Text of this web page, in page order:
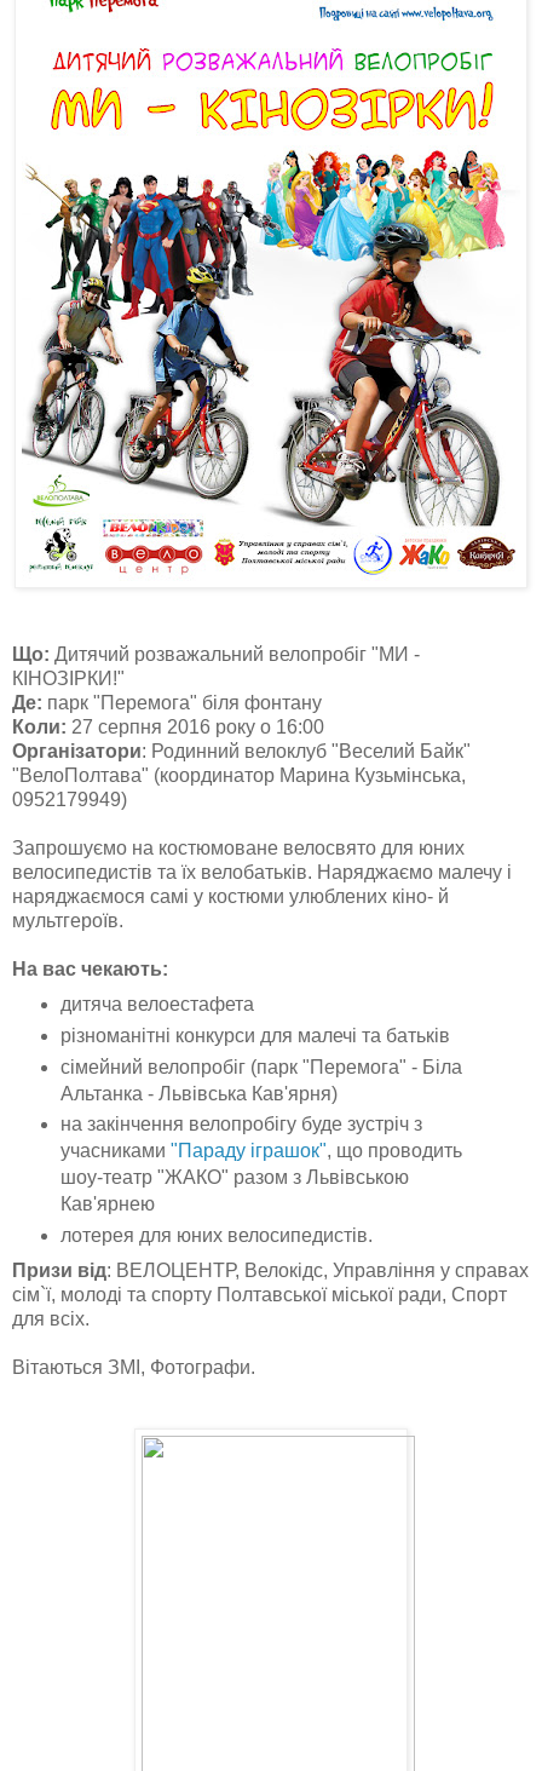
Що: Дитячий розважальний велопробіг "МИ -
КІНОЗІРКИ!"
Де: парк "Перемога" біля фонтану
Коли: 27 серпня 2016 року о 16:00
Організатори: Родинний велоклуб "Веселий Байк"
"ВелоПолтава" (координатор Марина Кузьмінська,
0952179949)
Запрошуємо на костюмоване велосвято для юних
велосипедистів та їх велобатьків. Наряджаємо малечу і
наряджаємося самі у костюми улюблених кіно- й
мультгероїв.
На вас чекають:
дитяча велоестафета
різноманітні конкурси для малечі та батьків
сімейний велопробіг (парк "Перемога" - Біла
Альтанка - Львівська Кав'ярня)
на закінчення велопробігу буде зустріч з
учасниками "Параду іграшок", що проводить
шоу-театр "ЖАКО" разом з Львівською
Кав'ярнею
лотерея для юних велосипедистів.
Призи від: ВЕЛОЦЕНТР, Велокідс, Управління у справах
сім`ї, молоді та спорту Полтавської міської ради, Спорт
для всіх.
Вітаються ЗМІ, Фотографи.